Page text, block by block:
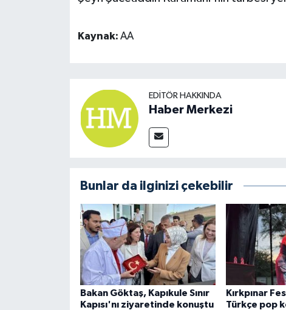
Kaynak: AA
EDITÖR HAKKINDA
Haber Merkezi
Bunlar da ilginizi çekebilir
Bakan Göktaş, Kapıkule Sınır
Kapısı'nı ziyaretinde konuştu
Kırkpınar
Türkçe pop